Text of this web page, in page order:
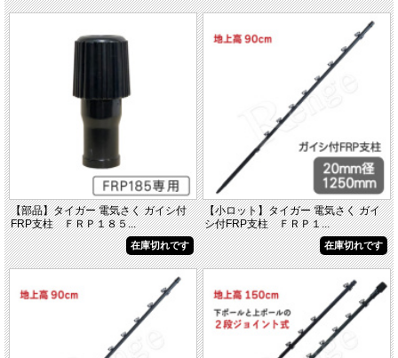
【部品】タイガー 電気さく ガイシ付
FRP支柱 ＦＲＰ１８５...
在庫切れです
【小ロット】タイガー 電気さく ガイ
シ付FRP支柱 ＦＲＰ１...
在庫切れです